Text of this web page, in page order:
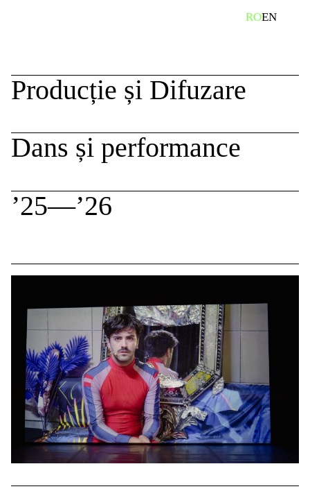
ROEN
Producție și Difuzare
Dans și performance
’25—’26